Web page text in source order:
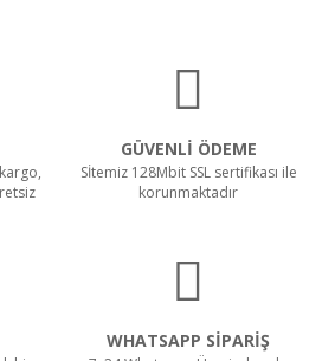
GÜVENLİ ÖDEME
Sİtemiz 128Mbit SSL sertifikası ile
korunmaktadır
WHATSAPP SİPARİŞ